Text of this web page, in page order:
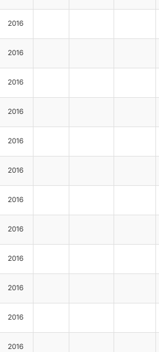
2016
2016
2016
2016
2016
2016
2016
2016
2016
2016
2016
2016